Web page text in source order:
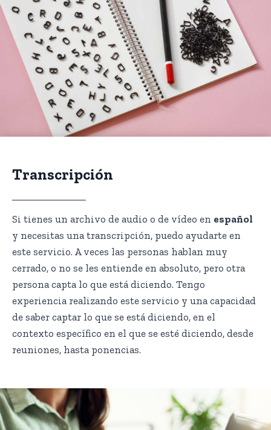
Transcripción
Si tienes un archivo de audio o de vídeo en español
y necesitas una transcripción, puedo ayudarte en
este servicio. A veces las personas hablan muy
cerrado, o no se les entiende en absoluto, pero otra
persona capta lo que está diciendo. Tengo
experiencia realizando este servicio y una capacidad
de saber captar lo que se está diciendo, en el
contexto específico en el que se esté diciendo, desde
reuniones, hasta ponencias.